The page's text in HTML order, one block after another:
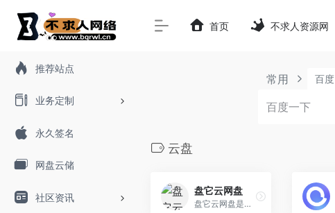
推荐站点
业务定制
永久签名
网盘云储
社区资讯
首页 不求人资源网
常用 百度
云盘
盘它云网盘
盘它云网盘是向广大用户提供上传空间和技术的信息存储空间服务平台。